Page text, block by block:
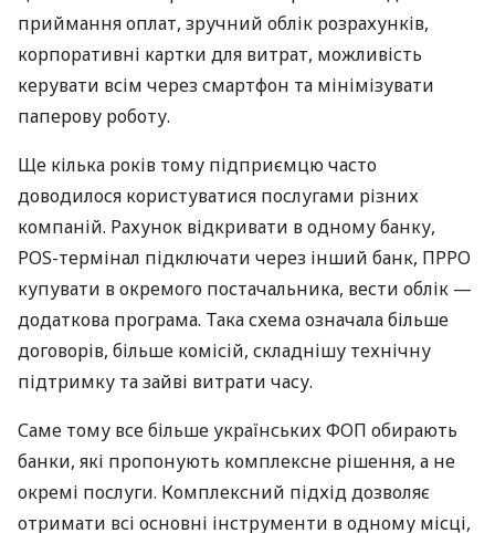
приймання оплат, зручний облік розрахунків,
корпоративні картки для витрат, можливість
керувати всім через смартфон та мінімізувати
паперову роботу.
Ще кілька років тому підприємцю часто
доводилося користуватися послугами різних
компаній. Рахунок відкривати в одному банку,
POS-термінал підключати через інший банк, ПРРО
купувати в окремого постачальника, вести облік —
додаткова програма. Така схема означала більше
договорів, більше комісій, складнішу технічну
підтримку та зайві витрати часу.
Саме тому все більше українських ФОП обирають
банки, які пропонують комплексне рішення, а не
окремі послуги. Комплексний підхід дозволяє
отримати всі основні інструменти в одному місці,